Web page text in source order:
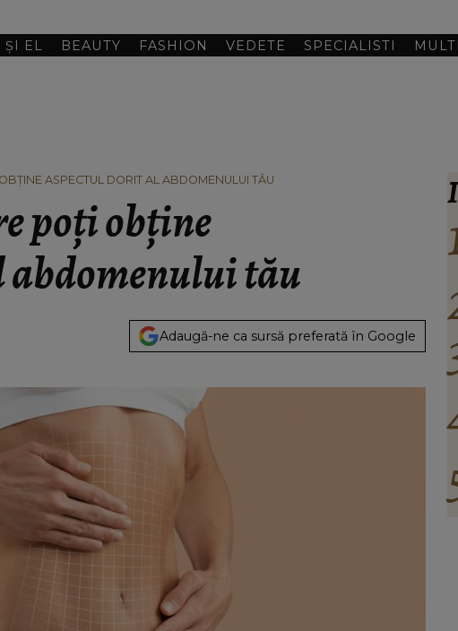
ȘI EL BEAUTY FASHION VEDETE SPECIALISTI
ASPECTUL DORIT AL ABDOMENULUI TĂU
poți obține
tău
Adaugă-ne ca sursă preferată în Google